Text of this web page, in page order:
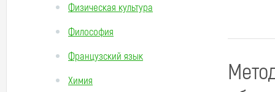
Физическая культура
Философия
Французский язык
Химия